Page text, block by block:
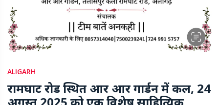
ALIGARH
रामघाट रोड स्थित आर आर गार्डन में कल, 24